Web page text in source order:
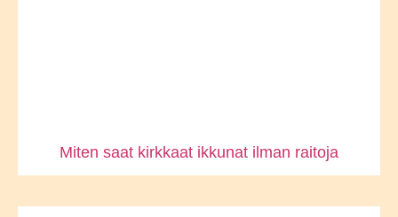
Miten saat kirkkaat ikkunat ilman raitoja